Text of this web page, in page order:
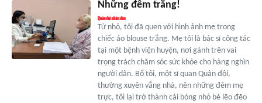
Những đêm trắng!
Từ nhỏ, tôi đã quen với hình ảnh mẹ trong
chiếc áo blouse trắng. Mẹ tôi là bác sĩ công tác
tại một bệnh viện huyện, nơi gánh trên vai
trọng trách chăm sóc sức khỏe cho hàng nghìn
người dân. Bố tôi, một sĩ quan Quân đội,
thường xuyên vắng nhà, nên những đêm mẹ
trực, tôi lại trở thành cái bóng nhỏ bé lẽo đẽo